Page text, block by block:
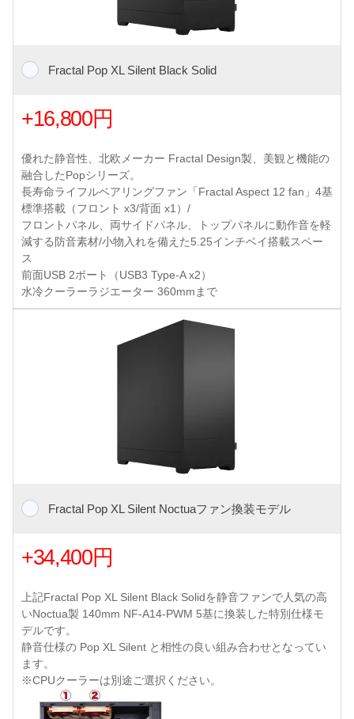
Fractal Pop XL Silent Black Solid
+16,800円
優れた静音性、北欧メーカー Fractal Design製、美観と機能の
融合したPopシリーズ。
長寿命ライフルベアリングファン「Fractal Aspect 12 fan」4基
標準搭載（フロント x3/背面 x1）/
フロントパネル、両サイドパネル、トップパネルに動作音を軽
減する防音素材/小物入れを備えた5.25インチベイ搭載スペー
ス
前面USB 2ポート（USB3 Type-A x2）
水冷クーラーラジエーター 360mmまで
Fractal Pop XL Silent Noctuaファン換装モデル
+34,400円
上記Fractal Pop XL Silent Black Solidを静音ファンで人気の高
いNoctua製 140mm NF-A14-PWM 5基に換装した特別仕様モ
デルです。
静音仕様の Pop XL Silent と相性の良い組み合わせとなってい
ます。
※CPUクーラーは別途ご選択ください。